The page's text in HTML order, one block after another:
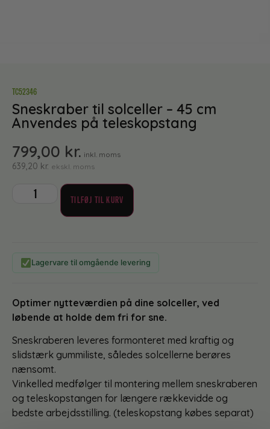
TC52346
Sneskraber til solceller – 45 cm
Anvendes på teleskopstang
799,00 kr. inkl. moms
639,20 kr. ekskl. moms
TILFØJ TIL KURV
Lagervare til omgående levering
Optimer nytteværdien på dine solceller, ved
løbende at holde dem fri for sne.
Sneskraberen leveres formonteret med kraftig og
slidstærk gummiliste, således solcellerne berøres
nænsomt.
Vinkelled medfølger til montering mellem sneskraberen
og teleskopstangen for længere rækkevidde og
bedste arbejdsstilling. (teleskopstang købes separat)